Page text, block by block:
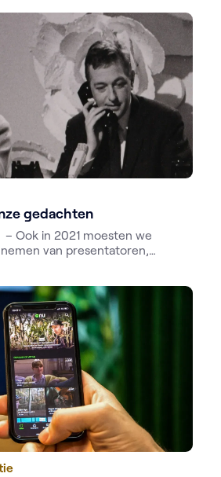
gedachten
Ook in 2021 moesten we
van presentatoren,